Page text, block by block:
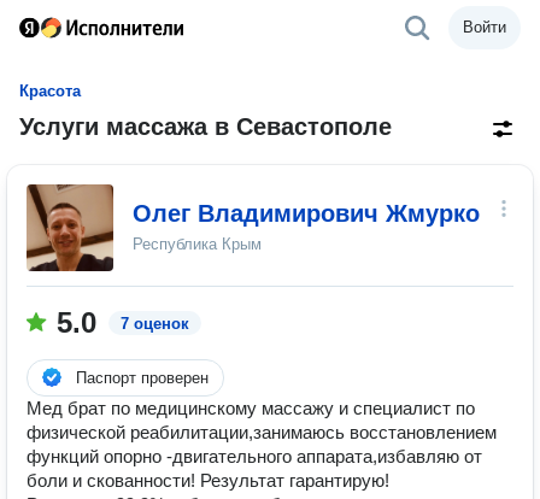
Войти
Красота
Услуги массажа в Севастополе
Олег Владимирович Жмурко
Республика Крым
5.0 7 оценок
Паспорт проверен
Мед брат по медицинскому массажу и специалист по
физической реабилитации,занимаюсь восстановлением
функций опорно -двигательного аппарата,избавляю от
боли и скованности! Результат гарантирую!